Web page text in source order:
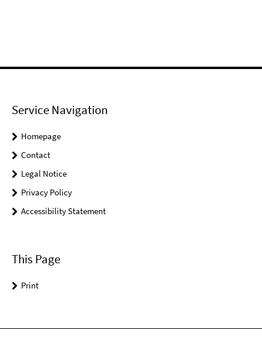
Service Navigation
Homepage
Contact
Legal Notice
Privacy Policy
Accessibility Statement
This Page
Print